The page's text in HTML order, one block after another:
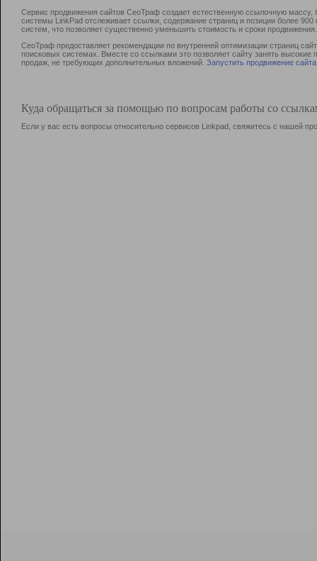
Сервис продвижения сайтов СеоТраф создает естественную ссылочную
системы LinkPad отслеживает ссылки, содержание страниц и позиции более
систем, что позволяет существенно уменьшить стоимость и сроки продвижения.
СеоТраф предоставляет рекомендации по внутренней оптимизации страниц
поисковых системах. Вместе со ссылками это позволяет сайту занять
продаж, не требующих дополнительных вложений. Запустить продвижение сайта
Куда обращаться за помощью по вопросам работы со
Если у вас есть вопросы относительно сервисов Linkpad, свяжитесь с нашей